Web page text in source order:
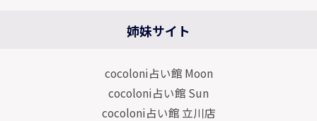
姉妹サイト
cocoloni占い館 Moon
cocoloni占い館 Sun
cocoloni占い館 立川店